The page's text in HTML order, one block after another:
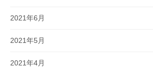
2021年6月
2021年5月
2021年4月